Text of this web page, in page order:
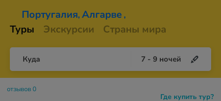
Португалия, Алгарве ,
Туры Экскурсии Страны мира
Куда 7 - 9 ночей
Где купить тур?
отзывов 0